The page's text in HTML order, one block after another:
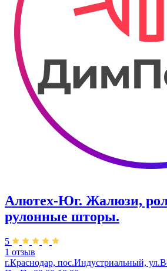
Алютех-Юг. Жалюзи,
рулонные шторы.
5
1 отзыв
г.Краснодар, пос.Индустриальный,